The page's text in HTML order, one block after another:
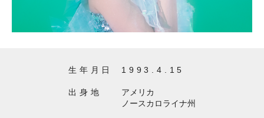
生年月日 1993.4.15
出身地
アメリカ
ノースカロライナ州